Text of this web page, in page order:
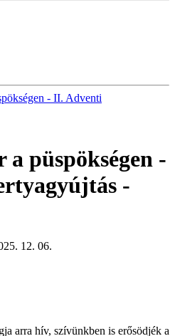
- II. Adventi
püspökségen -
-
12. 06.
arra hív, szívünkben is erősödjék a